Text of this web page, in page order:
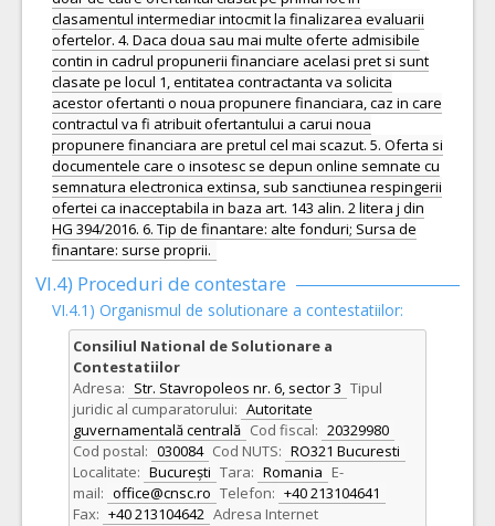
clasamentul intermediar intocmit la finalizarea evaluarii
ofertelor. 4. Daca doua sau mai multe oferte admisibile
contin in cadrul propunerii financiare acelasi pret si sunt
clasate pe locul 1, entitatea contractanta va solicita
acestor ofertanti o noua propunere financiara, caz in care
contractul va fi atribuit ofertantului a carui noua
propunere financiara are pretul cel mai scazut. 5. Oferta si
documentele care o insotesc se depun online semnate cu
semnatura electronica extinsa, sub sanctiunea respingerii
ofertei ca inacceptabila in baza art. 143 alin. 2 litera j din
HG 394/2016. 6. Tip de finantare: alte fonduri; Sursa de
finantare: surse proprii.
VI.4) Proceduri de contestare
VI.4.1) Organismul de solutionare a contestatiilor:
Consiliul National de Solutionare a
Contestatiilor
Adresa: Str. Stavropoleos nr. 6, sector 3 Tipul
juridic al cumparatorului: Autoritate
guvernamentală centrală Cod fiscal: 20329980
Cod postal: 030084 Cod NUTS: RO321 Bucuresti
Localitate: București Tara: Romania E-
mail: office@cnsc.ro Telefon: +40 213104641
Fax: +40 213104642 Adresa Internet